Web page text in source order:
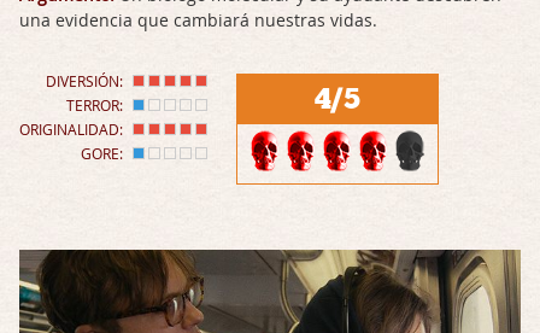
una evidencia que cambiará nuestras vidas.
DIVERSIÓN:
TERROR:
ORIGINALIDAD:
GORE:
4/5